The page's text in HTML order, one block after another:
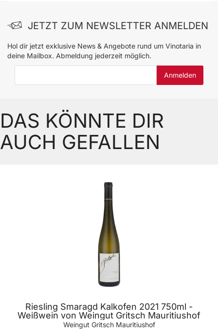
JETZT ZUM NEWSLETTER ANMELDEN
Hol dir jetzt exklusive News & Angebote rund um Vinotaria in
deine Mailbox. Abmeldung jederzeit möglich.
DAS KÖNNTE DIR
AUCH GEFALLEN
Riesling Smaragd Kalkofen 2021 750ml -
Weißwein von Weingut Gritsch Mauritiushof
Weingut Gritsch Mauritiushof